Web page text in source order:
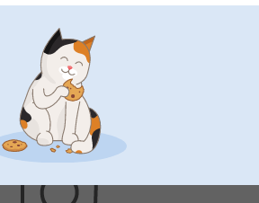
kaikista tilauksista